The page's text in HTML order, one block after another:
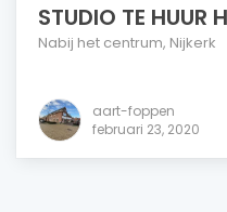
STUDIO TE HUUR
Nabij het centrum, Nijkerk
aart-foppen
februari 23, 2020